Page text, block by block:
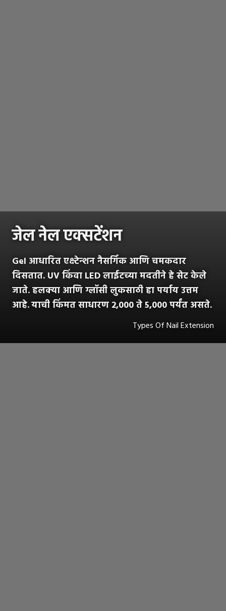
जेल नेल एक्सटेंशन
Gel आधारित एक्स्टेन्शन नैसर्गिक आणि चमकदार
दिसतात. UV किंवा LED लाईटच्या मदतीने हे सेट केले
जाते. हलक्या आणि ग्लॉसी लुकसाठी हा पर्याय उत्तम
आहे.याची किंमत साधारण 2,000 ते 5,000 पर्यंत असते.
Types Of Nail Extension